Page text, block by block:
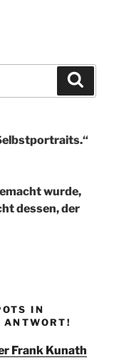
wurde,
dessen, der
IN
Frank Kunath